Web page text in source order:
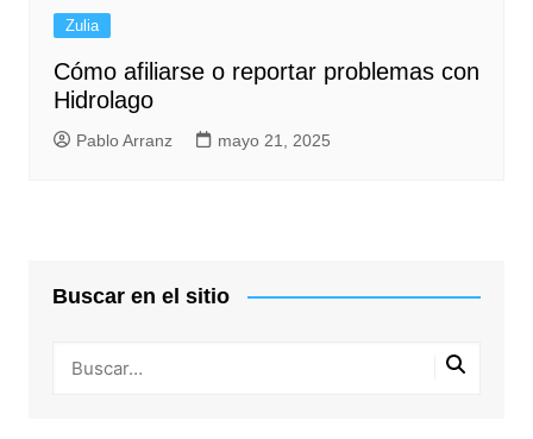
Zulia
Cómo afiliarse o reportar problemas con
Hidrolago
Pablo Arranz mayo 21, 2025
Buscar en el sitio